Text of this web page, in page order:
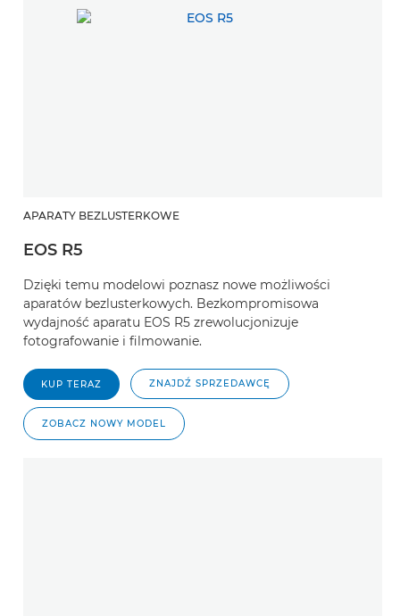
APARATY BEZLUSTERKOWE
EOS R5
Dzięki temu modelowi poznasz nowe możliwości
aparatów bezlusterkowych. Bezkompromisowa
wydajność aparatu EOS R5 zrewolucjonizuje
fotografowanie i filmowanie.
KUP TERAZ ZNAJDŹ SPRZEDAWCĘ
ZOBACZ NOWY MODEL